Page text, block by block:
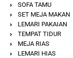
SOFA TAMU
SET MEJA MAKAN
LEMARI PAKAIAN
TEMPAT TIDUR
MEJA RIAS
LEMARI HIAS